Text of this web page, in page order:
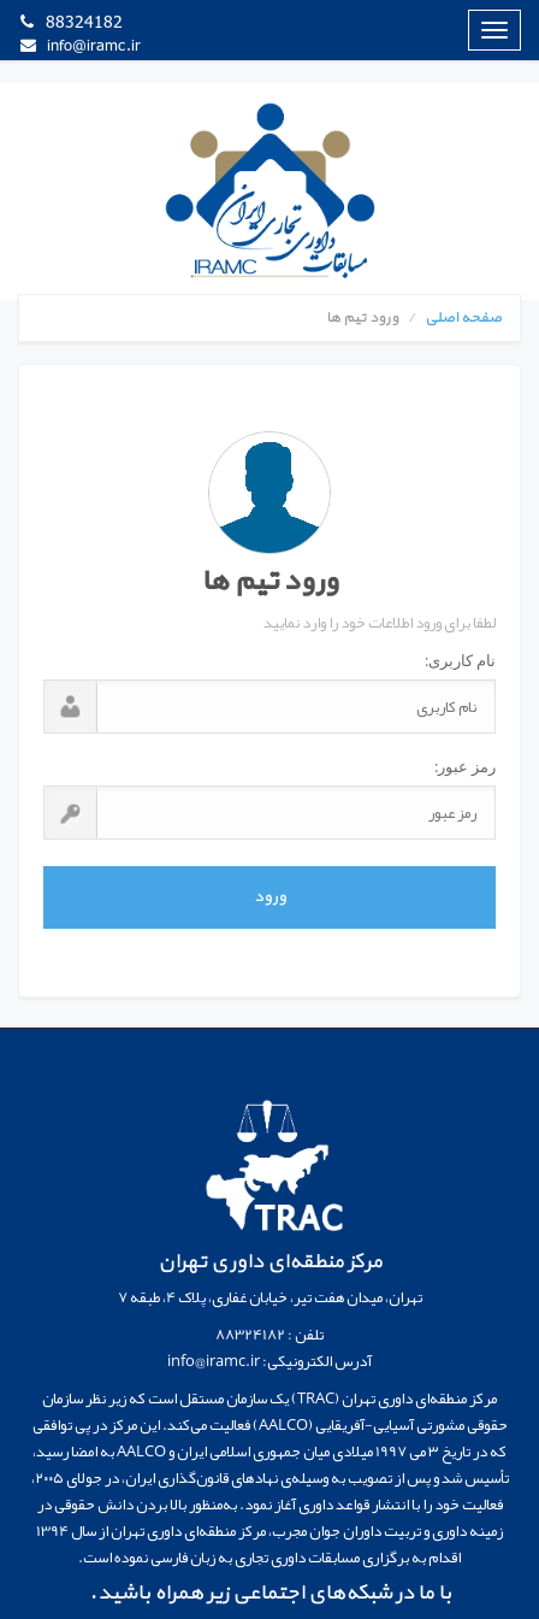
منوی
88324182
info@iramc.ir
صفحه اصلی ورود تیم ها
ورود تیم ها
لطفا برای ورود اطلاعات خود را وارد نمایید
نام کاربری:
رمز عبور:
ورود
مرکز منطقه‌ای داوری تهران
تهران، میدان هفت تیر، خیابان غفاری، پلاک 4، طبقه 7
تلفن : 88324182
آدرس الکترونیکی: info@iramc.ir
مرکز منطقه‌ای داوری تهران (TRAC) یک سازمان مستقل است که زیر نظر سازمان
حقوقی مشورتی آسیایی-آفریقایی (AALCO) فعالیت می‌کند. این مرکز در پی توافقی
که در تاریخ ۳ می 1997 میلادی میان جمهوری اسلامی ایران و AALCO به امضا رسید،
تأسیس شد و پس از تصویب به وسیله‌ی نهادهای قانون‌گذاری ایران، در جولای ۲۰۰۵،
فعالیت خود را با انتشار قواعد داوری آغاز نمود. به‌منظور بالا بردن دانش حقوقی در
زمینه داوری و تربیت داوران جوان مجرب، مرکز منطقه‌ای داوری تهران از سال 1394
اقدام به برگزاری مسابقات داوری تجاری به زبان فارسی نموده است.
با ما در شبکه‌های اجتماعی زیر همراه باشید.